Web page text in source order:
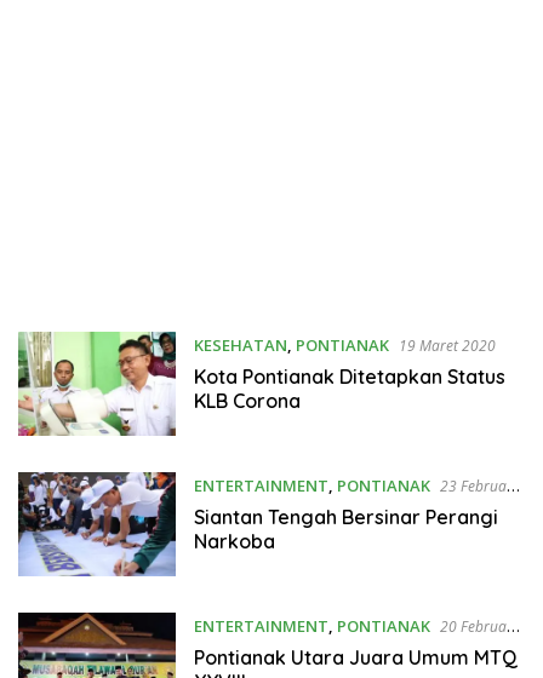
KESEHATAN PONTIANAK 19 Maret 2020
Kota Pontianak Ditetapkan Status
KLB Corona
ENTERTAINMENT, PONTIANAK 23 Februari
2020
Siantan Tengah Bersinar Perangi
Narkoba
ENTERTAINMENT, PONTIANAK 20 Februari
2020
Pontianak Utara Juara Umum MTQ